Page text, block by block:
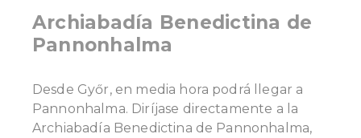
Archiabadía Benedictina de
Pannonhalma
Desde Győr, en media hora podrá llegar a
Pannonhalma. Diríjase directamente a la
Archiabadía Benedictina de Pannonhalma,